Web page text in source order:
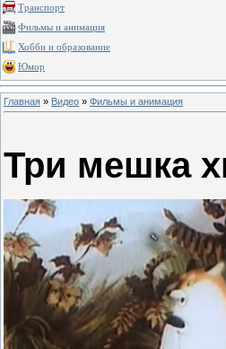
Транспорт
Фильмы и анимация
Хобби и образование
Юмор
Главная » Видео » Фильмы и анимация
Три мешка